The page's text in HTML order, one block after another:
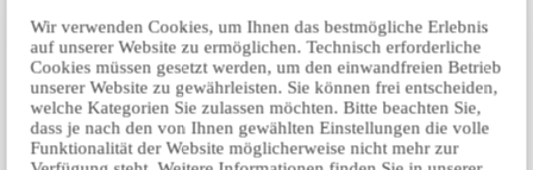
Wir verwenden Cookies, um Ihnen das bestmögliche Erlebnis
auf unserer Website zu ermöglichen. Technisch erforderliche
Cookies müssen gesetzt werden, um den einwandfreien Betrieb
unserer Website zu gewährleisten. Sie können frei entscheiden,
welche Kategorien Sie zulassen möchten. Bitte beachten Sie,
dass je nach den von Ihnen gewählten Einstellungen die volle
Funktionalität der Website möglicherweise nicht mehr zur